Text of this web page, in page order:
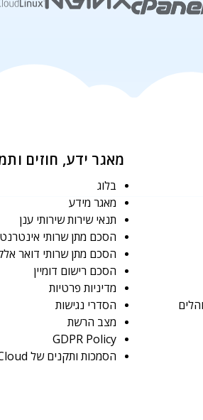
מאגר ידע, חוזים
בלוג
מאגר מידע
תנאי שירות שירותי ענן
הסכם מתן שרותי אינטרנט
הסכם מתן שרותי דואר
הסכם רישום דומיין
מדיניות פרטיות
הסדרי נגישות
מצב הרשת
GDPR Policy
הסמכות ותקנים של Jetserver Cloud